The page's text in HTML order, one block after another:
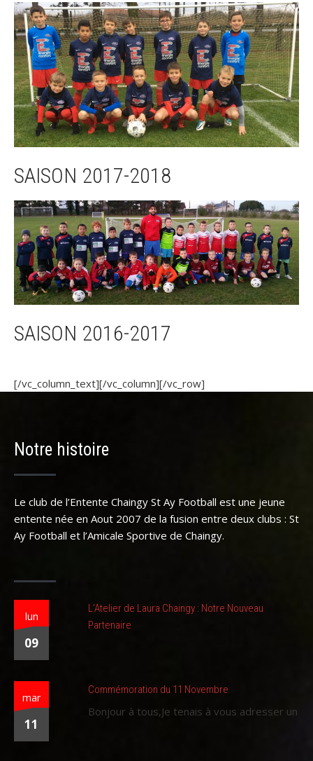
SAISON 2017-2018
SAISON 2016-2017
[/vc_column_text][/vc_column][/vc_row]
Notre histoire
Le club de l’Entente Chaingy St Ay Football est une jeune
entente née en Aout 2007 de la fusion entre deux clubs : St
Ay Football et l’Amicale Sportive de Chaingy.
lun
09
L’Atelier de Laura Chaingy : Notre Nouveau
Partenaire
mar
11
Commémoration du 11 Novembre
Bonjour à tous,Je tenais à vous adresser un